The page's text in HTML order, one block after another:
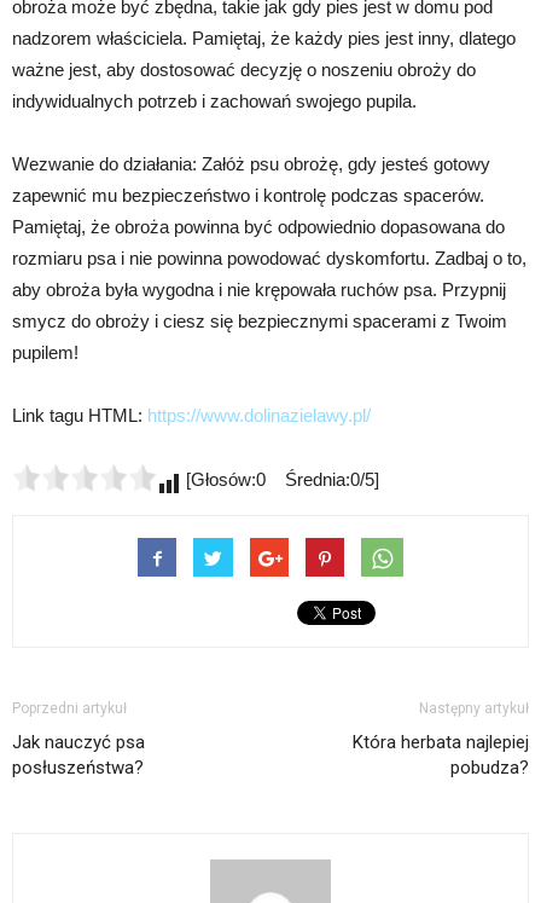
obroża może być zbędna, takie jak gdy pies jest w domu pod
nadzorem właściciela. Pamiętaj, że każdy pies jest inny, dlatego
ważne jest, aby dostosować decyzję o noszeniu obroży do
indywidualnych potrzeb i zachowań swojego pupila.
Wezwanie do działania: Załóż psu obrożę, gdy jesteś gotowy
zapewnić mu bezpieczeństwo i kontrolę podczas spacerów.
Pamiętaj, że obroża powinna być odpowiednio dopasowana do
rozmiaru psa i nie powinna powodować dyskomfortu. Zadbaj o to,
aby obroża była wygodna i nie krępowała ruchów psa. Przypnij
smycz do obroży i ciesz się bezpiecznymi spacerami z Twoim
pupilem!
Link tagu HTML: https://www.dolinazielawy.pl/
[Głosów:0 Średnia:0/5]
Poprzedni artykuł
Jak nauczyć psa
posłuszeństwa?
Następny artykuł
Która herbata najlepiej
pobudza?